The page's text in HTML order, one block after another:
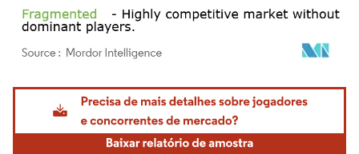
Imagem © Mordor Intelligence. O reuso requer atribuição conforme CC BY 4.0.